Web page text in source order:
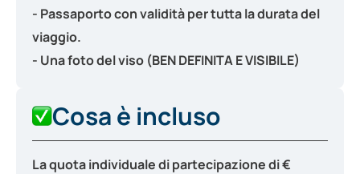
- Passaporto con validità per tutta la durata del
viaggio.
- Una foto del viso (BEN DEFINITA E VISIBILE)
Cosa è incluso
La quota individuale di partecipazione di €